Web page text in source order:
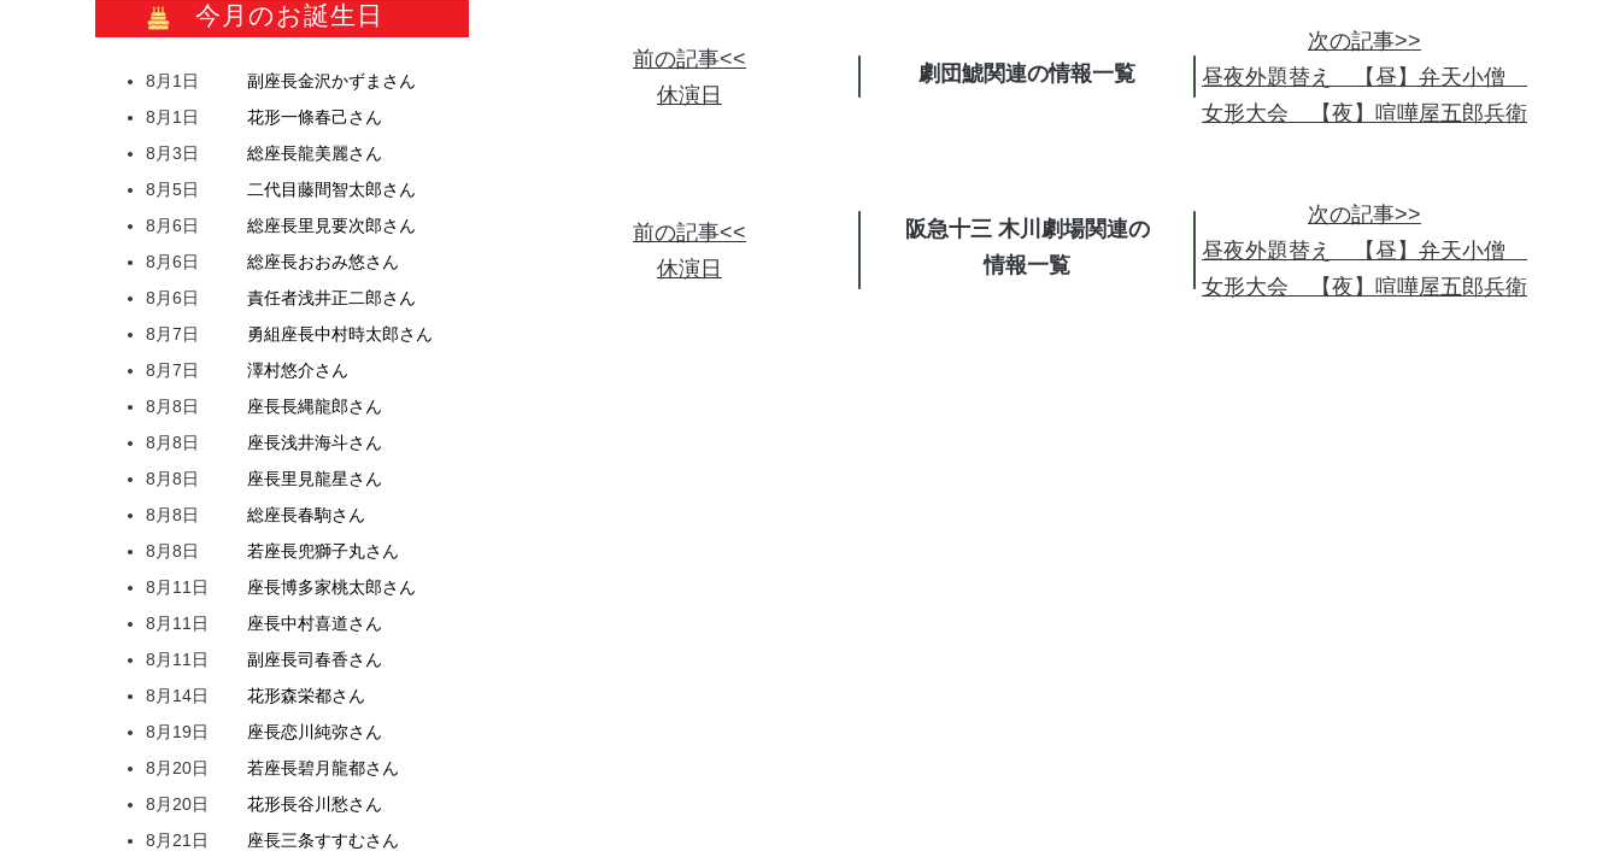
前の記事<<
休演日
劇団鯱関連の情報
次の記事>>
昼夜外題替え 【昼】弁天小僧
女形大会 【夜】喧嘩屋五郎兵衛
前の記事<<
休演日
阪急十三 木川劇場関連の
情報
次の記事>>
昼夜外題替え 【昼】弁天小僧
女形大会 【夜】喧嘩屋五郎兵衛
今月のお誕生日
8月1日 副座長金沢かずま さん
8月1日
花形一條春己さん
8月3日
総座長龍美麗さん
8月5日
二代目藤間智太郎さん
8月6日
総座長里見要次郎さん
8月6日
総座長おおみ悠さん
8月6日
責任者浅井正二郎さん
8月7日
勇組座長中村時太郎さん
8月7日
澤村悠介さん
8月8日
座長長縄龍郎さん
8月8日
座長浅井海斗さん
8月8日
座長里見龍星さん
8月8日
総座長春駒さん
8月8日
若座長兜獅子丸さん
8月11日
座長博多家桃太郎さん
8月11日
座長中村喜道さん
8月11日
副座長司春香さん
8月14日
花形森栄都さん
8月19日
座長恋川 純弥さん
8月20日
若座長碧月龍都さん
8月20日
花形長谷川 愁さん
8月21日
座長三条すすむさん